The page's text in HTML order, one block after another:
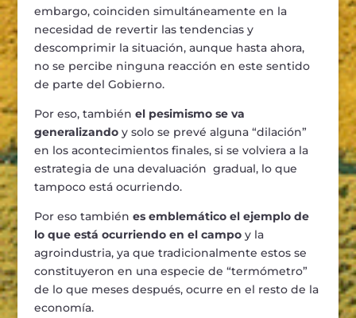
embargo, coinciden simultáneamente en la
necesidad de revertir las tendencias y
descomprimir la situación, aunque hasta ahora,
no se percibe ninguna reacción en este sentido
de parte del Gobierno.
Por eso, también el pesimismo se va
generalizandoy solo se prevé alguna “dilación”
en los acontecimientos finales, si se volviera a la
estrategia de una devaluación gradual, lo que
tampoco está ocurriendo.
Por eso también es emblemático el ejemplo de
lo que está ocurriendo en el campoy la
agroindustria, ya que tradicionalmente estos se
constituyeron en una especie de “termómetro”
de lo que meses después, ocurre en el resto de la
economía.